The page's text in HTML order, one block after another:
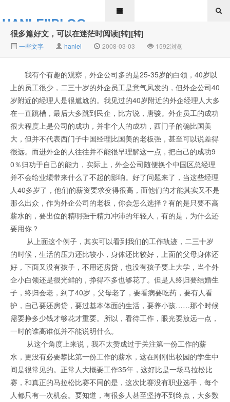
HANLEI'BLOG
很多篇好文，可以在迷茫时阅读[转][转]
一些文字 hanlei 2008-03-03 1592浏览
我有个有趣的观察，外企公司多的是25-35岁的白领，40岁以
上的员工很少，二三十岁的外企员工是意气风发的，但外企公司40
岁附近的经理人是很尴尬的。我见过的40岁附近的外企经理人大多
在一直跳槽，最后大多跳到民企，比方说，唐骏。外企员工的成功
很大程度上是公司的成功，并非个人的成功，西门子的确比国美
大，但并不代表西门子中国经理比国美的老板强，甚至可以说差得
很远。而进外企的人往往并不能很早理解这一点，把自己的成功9
0％归功于自己的能力，实际上，外企公司随便换个中国区总经理
并不会给业绩带来什么了不起的影响。好了问题来了，当这些经理
人40多岁了，他们的薪资要求变得很高，而他们的才能其实又不是
那么出众，作为外企公司的老板，你会怎么选择？有的是只要不高
薪水的，要出位的精明强干精力冲沛的年轻人，有的是，为什么还
要用你？
从上面这个例子，其实可以看到我们的工作轨迹，二三十岁
的时候，生活的压力还比较小，身体还比较好，上面的父母身体还
好，下面又没有孩子，不用还房贷，也没有孩子要上大学，当个外
企小白领还是很光鲜的，挣得不多也够花了。但是人终归要结婚生
子，终归会老，到了40岁，父母老了，要看病要吃药，要有人看
护，自己要还房贷，要过基本体面的生活，要养小孩……那个时候
需要挣多少钱才够花才重要。所以，看待工作，眼光要放远一点，
一时的谁高谁低并不能说明什么。
从这个角度上来说，我不太赞成过于关注第一份工作的薪
水，更没有必要攀比第一份工作的薪水，这在刚刚出校园的学生中
间是很常见的。正常人大概要工作35年，这好比是一场马拉松比
赛，和真正的马拉松比赛不同的是，这次比赛没有职业选手，每个
人都只有一次机会。要知道，有很多人甚至坚持不到终点，大多数